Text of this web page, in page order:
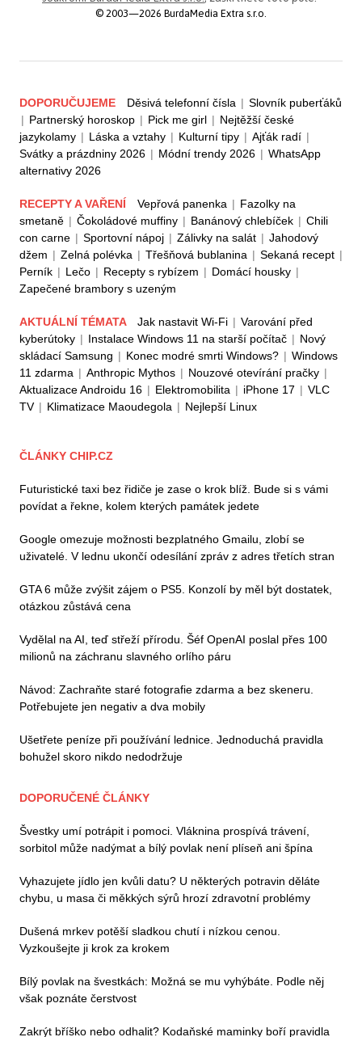
© 2003—2026 BurdaMedia Extra s.r.o.
DOPORUČUJEME Děsivá telefonní čísla | Slovník puberťáků
| Partnerský horoskop | Pick me girl | Nejtěžší české
jazykolamy | Láska a vztahy | Kulturní tipy | Ajťák radí |
Svátky a prázdniny 2026 | Módní trendy 2026 | WhatsApp
alternativy 2026
RECEPTY A VAŘENÍ Vepřová panenka | Fazolky na
smetaně | Čokoládové muffiny | Banánový chlebíček | Chili
con carne | Sportovní nápoj | Zálivky na salát | Jahodový
džem | Zelná polévka | Třešňová bublanina | Sekaná recept |
Perník | Lečo | Recepty s rybízem | Domácí housky |
Zapečené brambory s uzeným
AKTUÁLNÍ TÉMATA Jak nastavit Wi-Fi | Varování před
kyberútoky | Instalace Windows 11 na starší počítač | Nový
skládací Samsung | Konec modré smrti Windows? | Windows
11 zdarma | Anthropic Mythos | Nouzové otevírání pračky |
Aktualizace Androidu 16 | Elektromobilita | iPhone 17 | VLC
TV | Klimatizace Maoudegola | Nejlepší Linux
ČLÁNKY CHIP.CZ
Futuristické taxi bez řidiče je zase o krok blíž. Bude si s vámi
povídat a řekne, kolem kterých památek jedete
Google omezuje možnosti bezplatného Gmailu, zlobí se
uživatelé. V lednu ukončí odesílání zpráv z adres třetích stran
GTA 6 může zvýšit zájem o PS5. Konzolí by měl být dostatek,
otázkou zůstává cena
Vydělal na AI, teď střeží přírodu. Šéf OpenAI poslal přes 100
milionů na záchranu slavného orlího páru
Návod: Zachraňte staré fotografie zdarma a bez skeneru.
Potřebujete jen negativ a dva mobily
Ušetřete peníze při používání lednice. Jednoduchá pravidla
bohužel skoro nikdo nedodržuje
DOPORUČENÉ ČLÁNKY
Švestky umí potrápit i pomoci. Vláknina prospívá trávení,
sorbitol může nadýmat a bílý povlak není plíseň ani špína
Vyhazujete jídlo jen kvůli datu? U některých potravin děláte
chybu, u masa či měkkých sýrů hrozí zdravotní problémy
Dušená mrkev potěší sladkou chutí i nízkou cenou.
Vyzkoušejte ji krok za krokem
Bílý povlak na švestkách: Možná se mu vyhýbáte. Podle něj
však poznáte čerstvost
Zakrýt bříško nebo odhalit? Kodaňské maminky boří pravidla